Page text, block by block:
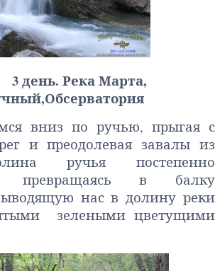
3 день. Река Марта,
вниз по ручью, прыгая с
и преодолевая завалы из
ручья постепенно
превращаясь в балку
нас в долину реки
зелеными цветущими